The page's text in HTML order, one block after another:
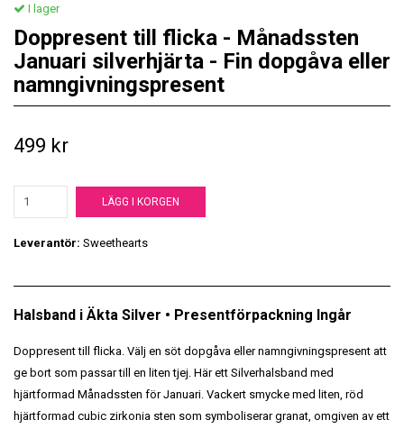
I lager
Doppresent till flicka - Månadssten
Januari silverhjärta - Fin dopgåva eller
namngivningspresent
499 kr
LÄGG I KORGEN
Leverantör: Sweethearts
Halsband i Äkta Silver • Presentförpackning Ingår
Doppresent till flicka. Välj en söt dopgåva eller namngivningspresent att
ge bort som passar till en liten tjej. Här ett Silverhalsband med
hjärtformad Månadssten för Januari. Vackert smycke med liten, röd
hjärtformad cubic zirkonia sten som symboliserar granat, omgiven av ett